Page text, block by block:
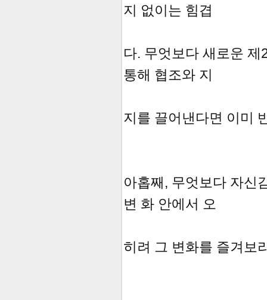
지 없이는 힘겹
다. 무엇보다 새로운
통해 협조와 지
지를 끌어낸다면 이미
아홉째, 무엇보다 자신
변 화 안에서 오
히려 그 변화를 즐겨보